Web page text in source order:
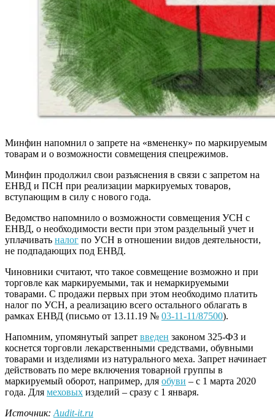
Минфин напомнил о запрете на «вмененку» по маркируемым
товарам и о возможности совмещения спецрежимов.
Минфин продолжил свои разъяснения в связи с запретом на
ЕНВД и ПСН при реализации маркируемых товаров,
вступающим в силу с нового года.
Ведомство напомнило о возможности совмещения УСН с
ЕНВД, о необходимости вести при этом раздельный учет и
уплачивать налог по УСН в отношении видов деятельности,
не подпадающих под ЕНВД.
Чиновники считают, что такое совмещение возможно и при
торговле как маркируемыми, так и немаркируемыми
товарами. С продажи первых при этом необходимо платить
налог по УСН, а реализацию всего остального облагать в
рамках ЕНВД (письмо от 13.11.19 № 03-11-11/87500).
Напомним, упомянутый запрет введен законом 325-ФЗ и
коснется торговли лекарственными средствами, обувными
товарами и изделиями из натурального меха. Запрет начинает
действовать по мере включения товарной группы в
маркируемый оборот, например, для обуви – с 1 марта 2020
года. Для меховых изделий – сразу с 1 января.
Источник: Audit-it.ru